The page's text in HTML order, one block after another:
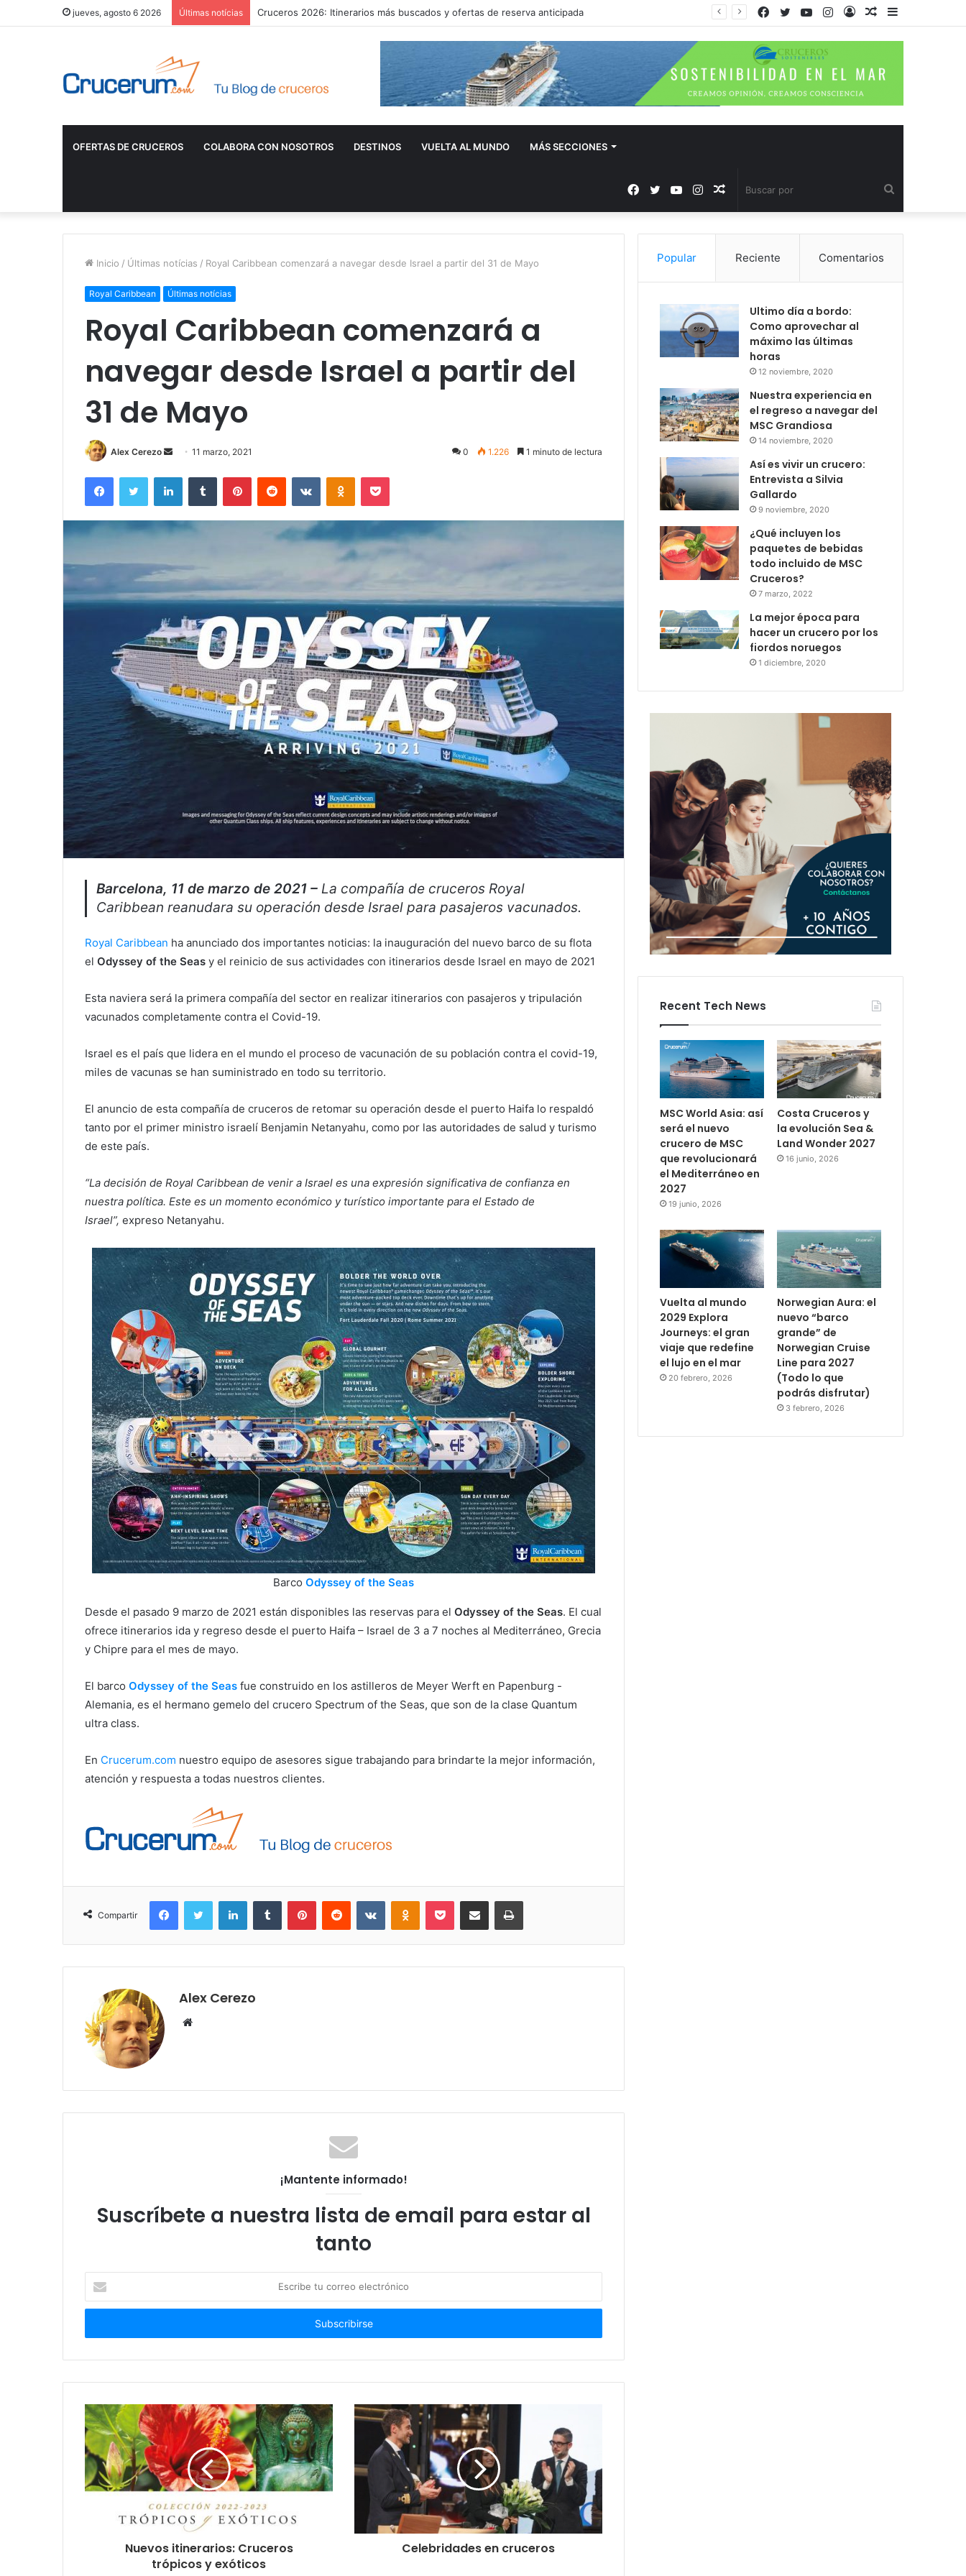
jueves, agosto 6 2026 Últimas notícias Cruceros 2026: Itinerarios más buscados y ofertas de reserva anticipada
Barra
Publicación
Acceso
Instagram
YouTube
Twitter
Facebook
OFERTAS DE CRUCEROS COLABORA CON NOSOTROS DESTINOS VUELTA AL MUNDO MÁS SECCIONES
por
Publicación
al
Instagram
YouTube
Twitter
Facebook
Inicio / Últimas notícias / Royal Caribbean comenzará a navegar desde Israel a partir del 31 de Mayo
Royal Caribbean Últimas notícias
Royal Caribbean comenzará a
navegar desde Israel a partir del
31 de Mayo
Alex Cerezo
Send11 marzo, 2021 0 1.226 1 minuto de lectura
FacebookTwitter LinkedInTumblr PinterestReddit VKontakteOdnoklassniki
Pocket
Barcelona, 11 de marzo de 2021 –La compañía de cruceros Royal
Caribbean reanudara su operación desde Israel para pasajeros vacunados.
Royal Caribbean ha anunciado dos importantes noticias: la inauguración del nuevo barco de su flota
el Odyssey of the Seas y el reinicio de sus actividades con itinerarios desde Israel en mayo de 2021
Esta naviera será la primera compañía del sector en realizar itinerarios con pasajeros y tripulación
vacunados completamente contra el Covid-19.
Israel es el país que lidera en el mundo el proceso de vacunación de su población contra el covid-19,
miles de vacunas se han suministrado en todo su territorio.
El anuncio de esta compañía de cruceros de retomar su operación desde el puerto Haifa lo respaldó
tanto por el primer ministro israelí Benjamin Netanyahu, como por las autoridades de salud y turismo
de este país.
“La decisión de Royal Caribbean de venir a Israel es una expresión significativa de confianza en
nuestra política. Este es un momento económico y turístico importante para el Estado de
Israel”, expreso Netanyahu.
Barco Odyssey of the Seas
Desde el pasado 9 marzo de 2021 están disponibles las reservas para el Odyssey of the Seas. El cual
ofrece itinerarios ida y regreso desde el puerto Haifa – Israel de 3 a 7 noches al Mediterráneo, Grecia
y Chipre para el mes de mayo.
El barco Odyssey of the Seas fue construido en los astilleros de Meyer Werft en Papenburg -
Alemania, es el hermano gemelo del crucero Spectrum of the Seas, que son de la clase Quantum
ultra class.
En Crucerum.com nuestro equipo de asesores sigue trabajando para brindarte la mejor información,
atención y respuesta a todas nuestros clientes.
Compartir
FacebookTwitter LinkedInTumblr PinterestReddit VKontakteOdnoklassniki
Pocket Compartir por correo electrónicoImprimir
Alex Cerezo
Sitio
¡Mantente informado!
Suscríbete a nuestra lista de email para estar al
tanto
correo
Nuevos itinerarios: Cruceros
trópicos y exóticos
Celebridades en cruceros
Popular Reciente Comentarios
Ultimo día a bordo:
Como aprovechar al
máximo las últimas
horas
12 noviembre, 2020
Nuestra experiencia en
el regreso a navegar del
MSC Grandiosa
14 noviembre, 2020
Así es vivir un crucero:
Entrevista a Silvia
Gallardo
9 noviembre, 2020
¿Qué incluyen los
paquetes de bebidas
todo incluido de MSC
Cruceros?
7 marzo, 2022
La mejor época para
hacer un crucero por los
fiordos noruegos
1 diciembre, 2020
Recent Tech News
MSC World Asia: así
será el nuevo
crucero de MSC
que revolucionará
el Mediterráneo en
2027
19 junio, 2026
Costa Cruceros y
la evolución Sea &
Land Wonder 2027
16 junio, 2026
Vuelta al mundo
2029 Explora
Journeys: el gran
viaje que redefine
el lujo en el mar
20 febrero, 2026
Norwegian Aura: el
nuevo “barco
grande” de
Norwegian Cruise
Line para 2027
(Todo lo que
podrás disfrutar)
3 febrero, 2026